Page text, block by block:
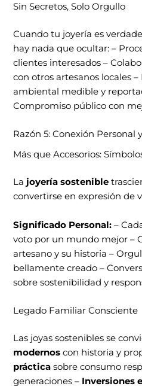
Sin Secretos, Solo Orgullo
Cuando tu joyería es
hay nada que ocultar: –
clientes interesados –
con otros artesanos locales
ambiental medible y
Compromiso público con
Razón 5: Conexión Personal
Más que Accesorios:
La joyería sostenible
convertirse en expresión de
Significado Personal: –
voto por un mundo mejor –
artesano y su historia –
bellamente creado –
sobre sostenibilidad y
Legado Familiar Consciente
Las joyas sostenibles se
modernos con historia y
práctica sobre consumo
generaciones – Inversiones